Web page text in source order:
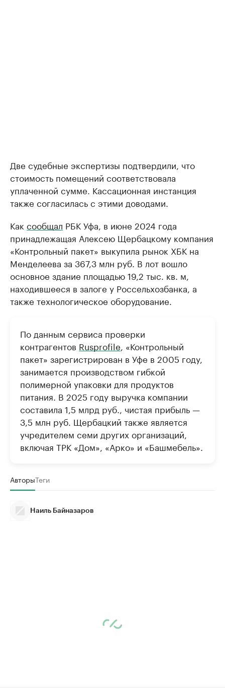
Две судебные экспертизы подтвердили, что
стоимость помещений соответствовала
уплаченной сумме. Кассационная инстанция
также согласилась с этими доводами.
Как сообщал РБК Уфа, в июне 2024 года
принадлежащая Алексею Щербацкому компания
«Контрольный пакет» выкупила рынок ХБК на
Менделеева за 367,3 млн руб. В лот вошло
основное здание площадью 19,2 тыс. кв. м,
находившееся в залоге у Россельхозбанка, а
также технологическое оборудование.
По данным сервиса проверки
контрагентов Rusprofile , «Контрольный
пакет» зарегистрирован в Уфе в 2005 году,
занимается производством гибкой
полимерной упаковки для продуктов
питания. В 2025 году выручка компании
составила 1,5 млрд руб., чистая прибыль —
3,5 млн руб. Щербацкий также является
учредителем семи других организаций,
включая ТРК «Дом», «Арко» и «Башмебель».
АвторыТеги
Наиль Байназаров